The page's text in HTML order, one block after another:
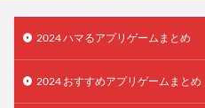
2024 ハマるアプリゲームまとめ
2024 おすすめアプリゲームまとめ